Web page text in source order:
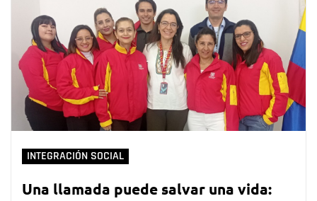
INTEGRACIÓN SOCIAL
Una llamada puede salvar una vida: